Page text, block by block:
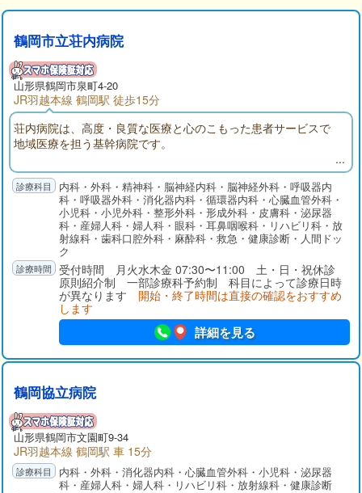
鶴岡市立荘内病院
山形県鶴岡市泉町4-20
JR羽越本線 鶴岡駅 徒歩15分
荘内病院は、高度・良質な医療と心のこもった患者サービスで
地域医療を担う基幹病院です。
内科・外科・精神科・脳神経内科・脳神経外科・呼吸器内
科・呼吸器外科・消化器内科・循環器内科・心臓血管外科・
小児科・小児外科・整形外科・形成外科・皮膚科・泌尿器
科・産婦人科・婦人科・眼科・耳鼻咽喉科・リハビリ科・放
射線科・歯科口腔外科・麻酔科・救急・健康診断・人間ドッ
ク
受付時間 月火水木金 07:30〜11:00 土・日・祝休診
原則紹介制 一部診療科予約制 科目によって診療日時
が異なります 開始・終了時間は直接の確認をおすすめ
します
詳細を見る
鶴岡協立病院
山形県鶴岡市文園町9-34
JR羽越本線 鶴岡駅 車 15分
内科・外科・消化器内科・心臓血管外科・小児科・泌尿器
科・産婦人科・婦人科・リハビリ科・放射線科・健康診断